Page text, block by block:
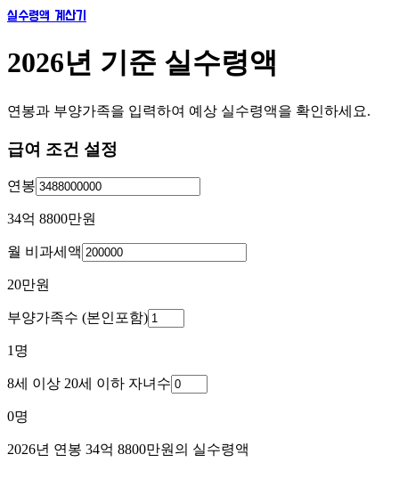
실수령액 계산기
2026년 기준 실수령액
연봉과 부양가족을 입력하여 예상 실수령액을 확인하세요.
급여 조건 설정
연봉
34억 8800만원
월 비과세액
20만원
부양가족수 (본인포함)
1 명
8세 이상 20세 이하 자녀수
0명
2026년 연봉 34억 8800만원의 실수령액